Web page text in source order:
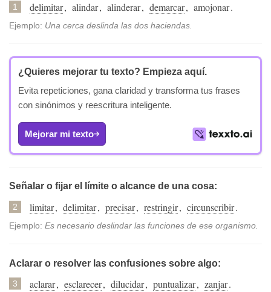
Temas recientes
1 delimitar, alindar, alinderar, demarcar, amojonar.
Ejemplo: Una cerca deslinda las dos haciendas.
¿Quieres mejorar tu texto? Empieza aquí.
Evita repeticiones, gana claridad y transforma tus frases
con sinónimos y reescritura inteligente.
Mejorar mi texto
Señalar o fijar el límite o alcance de una cosa:
2 limitar, delimitar, precisar, restringir, circunscribir.
Ejemplo: Es necesario deslindar las funciones de ese organismo.
Aclarar o resolver las confusiones sobre algo:
3 aclarar, esclarecer, dilucidar, puntualizar, zanjar.